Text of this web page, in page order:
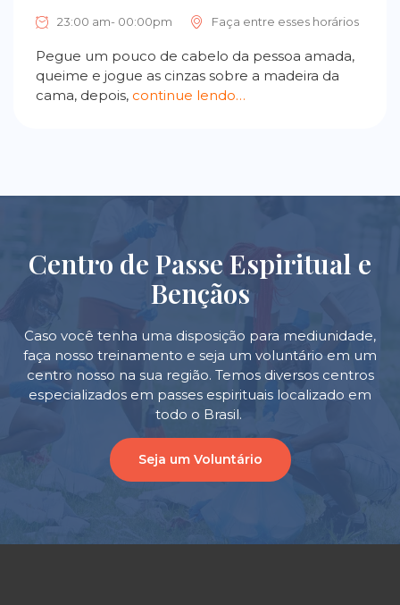
23:00 am- 00:00pm Faça entre esses horários
Pegue um pouco de cabelo da pessoa amada,
queime e jogue as cinzas sobre a madeira da
cama, depois, continue lendo…
Centro de Passe Espiritual e
Bençãos
Caso você tenha uma disposição para mediunidade,
faça nosso treinamento e seja um voluntário em um
centro nosso na sua região. Temos diversos centros
especializados em passes espirituais localizado em
todo o Brasil.
Seja um Voluntário